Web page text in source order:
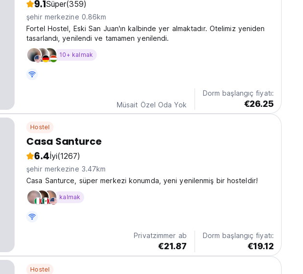
9.1Süper(359)
şehir merkezine 0.86km
Fortel Hostel, Eski San Juan'ın kalbinde yer almaktadır. Otelimiz yeniden
tasarlandı, yenilendi ve tamamen yenilendi.
10+ kalmak
Müsait Özel Oda Yok
Dorm başlangıç fiyatı:
€26.25
Hostel
Casa Santurce
6.4İyi(1267)
şehir merkezine 3.47km
Casa Santurce, süper merkezi konumda, yeni yenilenmiş bir hosteldir!
kalmak
Privatzimmer ab
€21.87
Dorm başlangıç fiyatı:
€19.12
Hostel